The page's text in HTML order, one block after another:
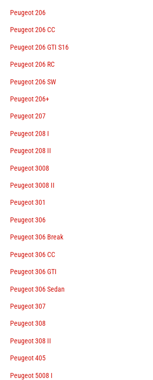
Peugeot 206
Peugeot 206 CC
Peugeot 206 GTI S16
Peugeot 206 RC
Peugeot 206 SW
Peugeot 206+
Peugeot 207
Peugeot 208 I
Peugeot 208 II
Peugeot 3008
Peugeot 3008 II
Peugeot 301
Peugeot 306
Peugeot 306 Break
Peugeot 306 CC
Peugeot 306 GTI
Peugeot 306 Sedan
Peugeot 307
Peugeot 308
Peugeot 308 II
Peugeot 405
Peugeot 5008 I